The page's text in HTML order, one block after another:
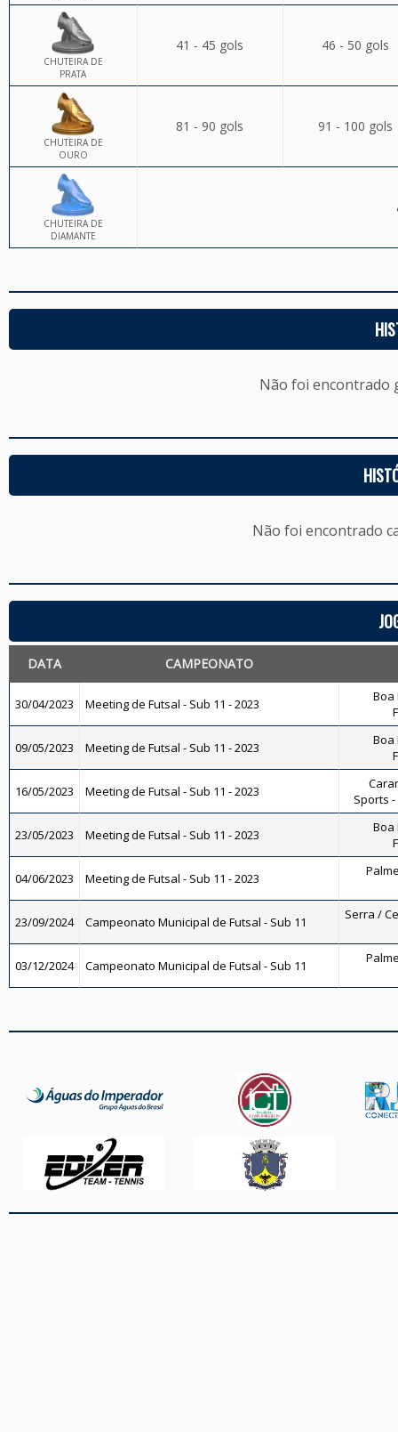
CHUTEIRA DE
PRATA
41 - 45 gols 46 - 50 gols
CHUTEIRA DE
OURO
81 - 90 gols 91 - 100 gols
CHUTEIRA DE
DIAMANTE
Não foi encontrado
Não foi encontrado
DATA CAMPEONATO
30/04/2023 Meeting de Futsal - Sub 11 - 2023
Boa
09/05/2023 Meeting de Futsal - Sub 11 - 2023
Boa
16/05/2023 Meeting de Futsal - Sub 11 - 2023
Sports -
23/05/2023 Meeting de Futsal - Sub 11 - 2023
Boa
04/06/2023 Meeting de Futsal - Sub 11 - 2023
23/09/2024 Campeonato Municipal de Futsal - Sub 11 Serra /
03/12/2024 Campeonato Municipal de Futsal - Sub 11